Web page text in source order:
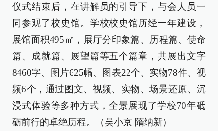
仪式结束后，在讲解员的引导下，与会人员一
同参观了校史馆。学校校史馆历经一年建设，
展馆面积495㎡，展厅分印象篇、历程篇、使命
篇、成就篇、展望篇等五个篇章，共展出文字
8460字、图片625幅、图表22个、实物78件、视
频6个，通过图文、视频、实物、场景还原、沉
浸式体验等多种方式，全景展现了学校70年砥
砺前行的卓绝历程。（吴小京 隋纳新）